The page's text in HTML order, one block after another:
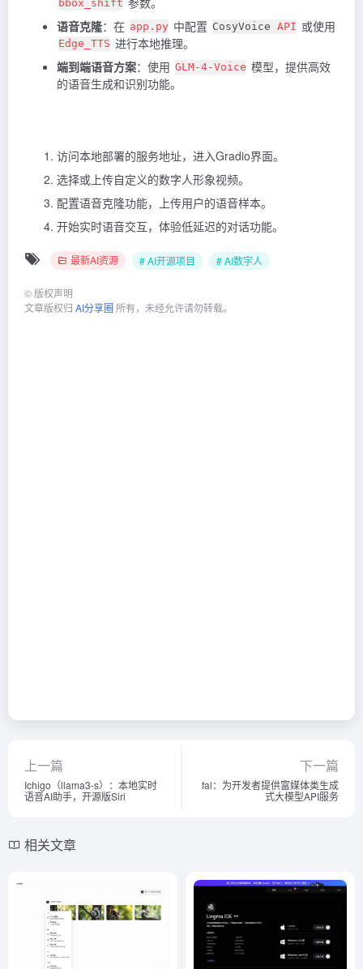
bbox_shift
语音克隆：在 app.py 中配置 CosyVoice API 或使用
Edge_TTS 进行本地推理。
端到端语音方案：使用 GLM-4-Voice 模型，提供高效
的语音生成和识别功能。
访问本地部署的服务地址，进入Gradio界面。
选择或上传自定义的数字人形象视频。
配置语音克隆功能，上传用户的语音样本。
开始实时语音交互，体验低延迟的对话功能。
最新AI资源 # AI开源项目 # AI数字人
© 版权声明
文章版权归 AI分享圈 所有，未经允许请勿转载。
上一篇
Ichigo（llama3-s）：本地实时
语音AI助手，开源版Siri
下一篇
fal：为开发者提供富媒体类生成
式大模型API服务
相关文章